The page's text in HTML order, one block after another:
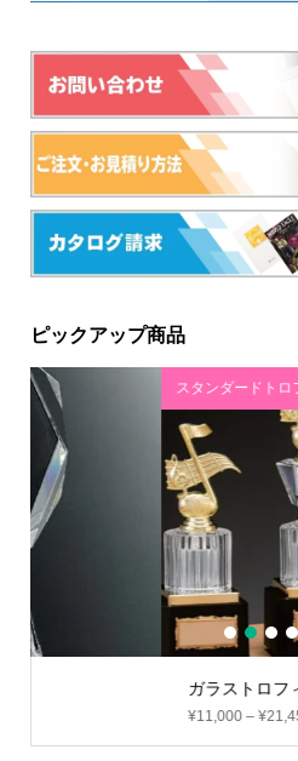
ピックアップ商品
ガラストロフィー：CGV-7487
税込
スタンダードトロフィー
1 2 3 4